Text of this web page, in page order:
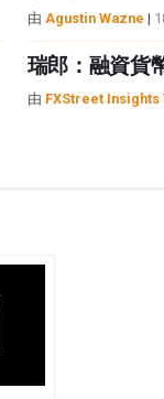
由 Agustin Wazne |
瑞郎：融資貨
由 FXStreet Insights